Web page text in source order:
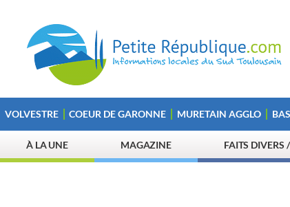
VOLVESTRE COEUR DE GARONNE MURETAIN AGGLO
À LA UNE MAGAZINE FAITS DIVERS